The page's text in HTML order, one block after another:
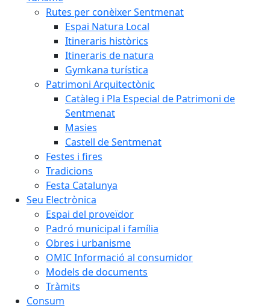
Rutes per conèixer Sentmenat
Espai Natura Local
Itineraris històrics
Itineraris de natura
Gymkana turística
Patrimoni Arquitectònic
Catàleg i Pla Especial de Patrimoni de
Sentmenat
Masies
Castell de Sentmenat
Festes i fires
Tradicions
Festa Catalunya
Seu Electrònica
Espai del proveïdor
Padró municipal i família
Obres i urbanisme
OMIC Informació al consumidor
Models de documents
Tràmits
Consum